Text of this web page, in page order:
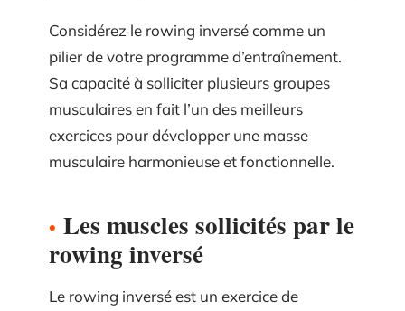
Considérez le rowing inversé comme un
pilier de votre programme d’entraînement.
Sa capacité à solliciter plusieurs groupes
musculaires en fait l’un des meilleurs
exercices pour développer une masse
musculaire harmonieuse et fonctionnelle.
Les muscles sollicités par le
rowing inversé
Le rowing inversé est un exercice de